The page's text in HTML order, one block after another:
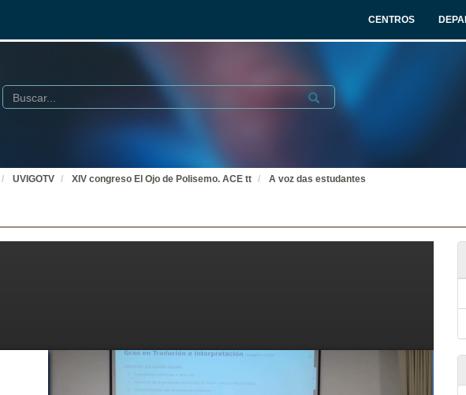
CENTROS
Buscar Submit
UVIGOTV XIV congreso El Ojo de Polisemo. ACE tt A voz das estudantes